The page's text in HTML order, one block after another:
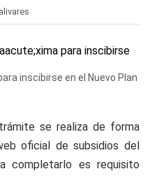
inscibirse en el Nuevo Plan
se realiza de forma
oficial de subsidios del
completarlo es requisito